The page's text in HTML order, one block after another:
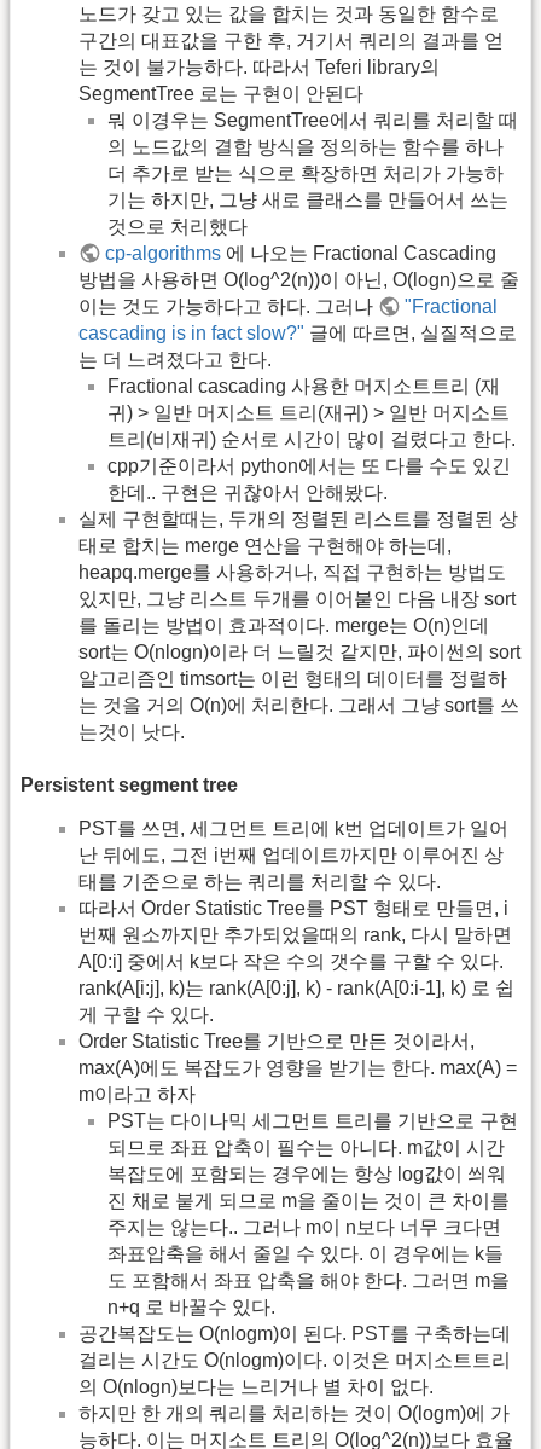
노드가 갖고 있는 값을 합치는 것과 동일한 함수로
구간의 대표값을 구한 후, 거기서 쿼리의 결과를 얻
는 것이 불가능하다. 따라서 Teferi library의
SegmentTree 로는 구현이 안된다
뭐 이경우는 SegmentTree에서 쿼리를 처리할 때
의 노드값의 결합 방식을 정의하는 함수를 하나
더 추가로 받는 식으로 확장하면 처리가 가능하
기는 하지만, 그냥 새로 클래스를 만들어서 쓰는
것으로 처리했다
cp-algorithms 에 나오는 Fractional Cascading
방법을 사용하면 O(log^2(n))이 아닌, O(logn)으로 줄
이는 것도 가능하다고 하다. 그러나
"Fractional
cascading is in fact slow?" 글에 따르면, 실질적으로
는 더 느려졌다고 한다.
Fractional cascading 사용한 머지소트트리 (재
귀) > 일반 머지소트 트리(재귀) > 일반 머지소트
트리(비재귀) 순서로 시간이 많이 걸렸다고 한다.
cpp기준이라서 python에서는 또 다를 수도 있긴
한데.. 구현은 귀찮아서 안해봤다.
실제 구현할때는, 두개의 정렬된 리스트를 정렬된 상
태로 합치는 merge 연산을 구현해야 하는데,
heapq.merge를 사용하거나, 직접 구현하는 방법도
있지만, 그냥 리스트 두개를 이어붙인 다음 내장 sort
를 돌리는 방법이 효과적이다. merge는 O(n)인데
sort는 O(nlogn)이라 더 느릴것 같지만, 파이썬의 sort
알고리즘인 timsort는 이런 형태의 데이터를 정렬하
는 것을 거의 O(n)에 처리한다. 그래서 그냥 sort를 쓰
는것이 낫다.
Persistent segment tree
PST를 쓰면, 세그먼트 트리에 k번 업데이트가 일어
난 뒤에도, 그전 i번째 업데이트까지만 이루어진 상
태를 기준으로 하는 쿼리를 처리할 수 있다.
따라서 Order Statistic Tree를 PST 형태로 만들면, i
번째 원소까지만 추가되었을때의 rank, 다시 말하면
A[0:i] 중에서 k보다 작은 수의 갯수를 구할 수 있다.
rank(A[i:j], k)는 rank(A[0:j], k) - rank(A[0:i-1], k) 로 쉽
게 구할 수 있다.
Order Statistic Tree를 기반으로 만든 것이라서,
max(A)에도 복잡도가 영향을 받기는 한다. max(A) =
m이라고 하자
PST는 다이나믹 세그먼트 트리를 기반으로 구현
되므로 좌표 압축이 필수는 아니다. m값이 시간
복잡도에 포함되는 경우에는 항상 log값이 씌워
진 채로 붙게 되므로 m을 줄이는 것이 큰 차이를
주지는 않는다.. 그러나 m이 n보다 너무 크다면
좌표압축을 해서 줄일 수 있다. 이 경우에는 k들
도 포함해서 좌표 압축을 해야 한다. 그러면 m을
n+q 로 바꿀수 있다.
공간복잡도는 O(nlogm)이 된다. PST를 구축하는데
걸리는 시간도 O(nlogm)이다. 이것은 머지소트트리
의 O(nlogn)보다는 느리거나 별 차이 없다.
하지만 한 개의 쿼리를 처리하는 것이 O(logm)에 가
능하다. 이는 머지소트 트리의 O(log^2(n))보다 효율